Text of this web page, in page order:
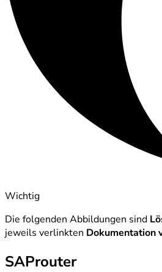
Wichtig
Die folgenden Abbildungen sind
jeweils verlinkten Dokumentation
SAProuter